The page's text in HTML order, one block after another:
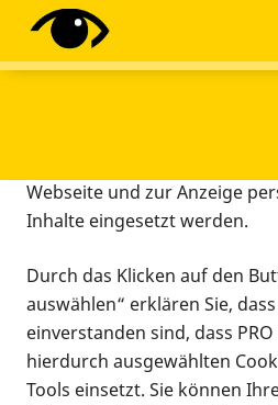
Diese Webseite setzt
Tracking-Tools ein. Dies
Webseite und zur Anzeige
Inhalte eingesetzt werden.
Durch das Klicken auf den
auswählen“ erklären Sie,
einverstanden sind, dass PRO
hierdurch ausgewählten
Tools einsetzt. Sie können